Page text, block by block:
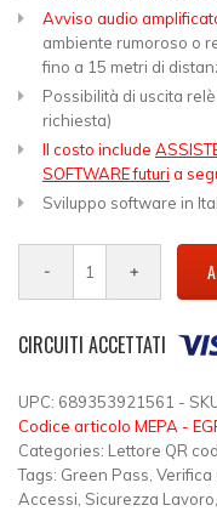
Avviso audio
ambiente rumoroso o
fino a 15 metri di
Possibilità di uscita
richiesta)
Il costo include
SOFTWARE futuri a
Sviluppo software in
CIRCUITI ACCETTATI
UPC: 689353921561 -
Codice articolo MEPA -
Categories: Lettore QR
Tags: Green Pass,
Accessi, Sicurezza